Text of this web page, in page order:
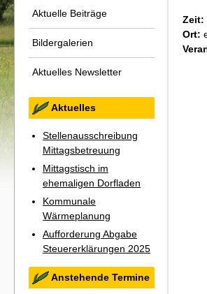
Aktuelle Beiträge
Bildergalerien
Aktuelles Newsletter
Aktuelles
Stellenausschreibung
Mittagsbetreuung
Mittagstisch im
ehemaligen Dorfladen
Kommunale
Wärmeplanung
Aufforderung Abgabe
Steuererklärungen 2025
Anstehende Termine
Zeit:
Ort: